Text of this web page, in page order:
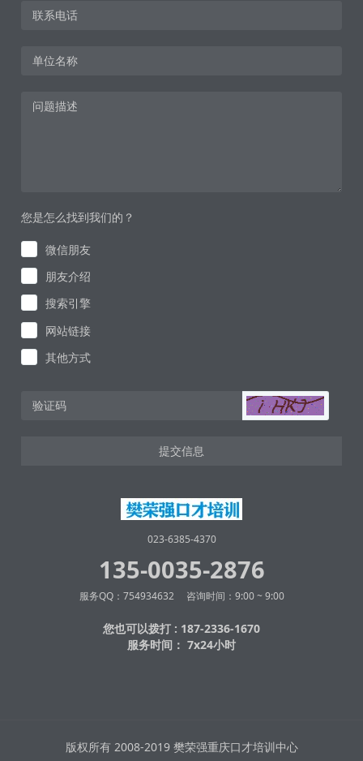
您是怎么找到我们的？
微信朋友
朋友介绍
搜索引擎
网站链接
其他方式
提交信息
023-6385-4370
135-0035-2876
服务QQ：754934632 咨询时间：9:00 ~ 9:00
您也可以拨打 : 187-2336-1670
服务时间： 7x24小时
版权所有 2008-2019 樊荣强重庆口才培训中心